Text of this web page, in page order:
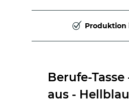
Produktion
Berufe-
aus - Hellblau